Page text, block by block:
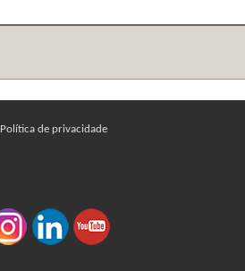
Política de privacidade